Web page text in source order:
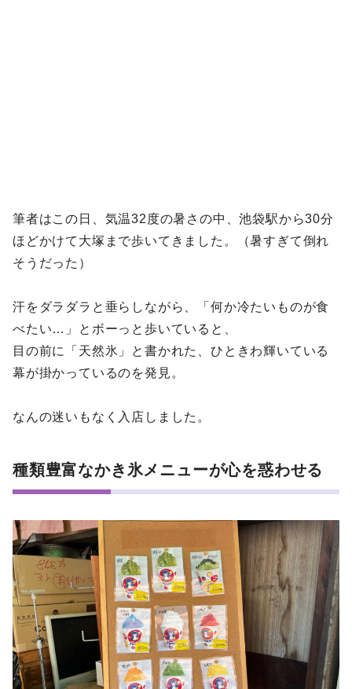
筆者はこの日、気温32度の暑さの中、池袋駅から30分
ほどかけて大塚まで歩いてきました。（暑すぎて倒れ
そうだった）
汗をダラダラと垂らしながら、「何か冷たいものが食
べたい…」とボーっと歩いていると、
目の前に「天然氷」と書かれた、ひときわ輝いている
幕が掛かっているのを発見。
なんの迷いもなく入店しました。
種類豊富なかき氷メニューが心を惑わせる